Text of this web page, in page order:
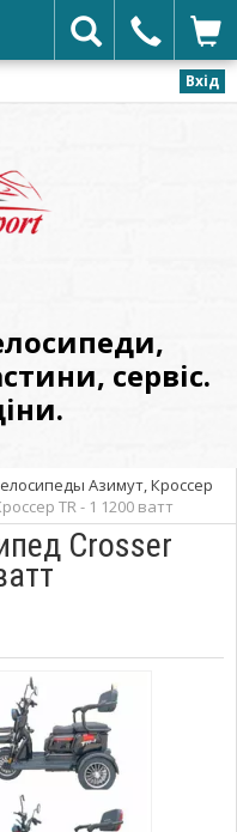
Вхід
сервіс.
Азимут, Кроссер
TR - 1 1200 ватт
Crosser